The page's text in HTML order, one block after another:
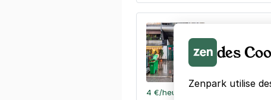
33 rue de la
75011Paris
4 €/heure 32 €/jour,
des
Zenpark utilise